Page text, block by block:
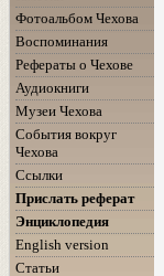
Фотоальбом Чехова
Воспоминания
Рефераты о Чехове
Аудиокниги
Музеи Чехова
События вокруг
Чехова
Ссылки
Прислать реферат
Энциклопедия
English version
Статьи